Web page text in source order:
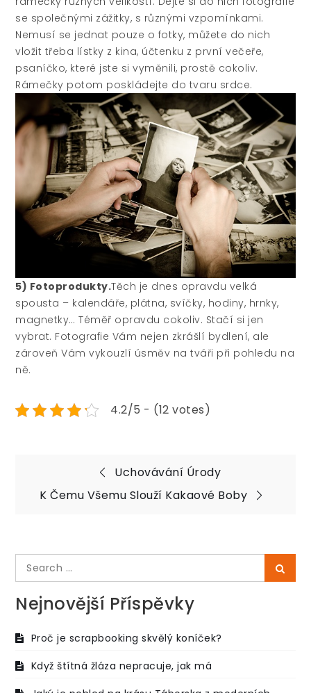
se společnými zážitky, s různými vzpomínkami.
Nemusí se jednat pouze o fotky, můžete do nich
vložit třeba lístky z kina, účtenku z první večeře,
psaníčko, které jste si vyměnili, prostě cokoliv.
Rámečky potom poskládejte do tvaru srdce.
5) Fotoprodukty.Těch je dnes opravdu velká
spousta – kalendáře, plátna, svíčky, hodiny, hrnky,
magnetky… Téměř opravdu cokoliv. Stačí si jen
vybrat. Fotografie Vám nejen zkrášlí bydlení, ale
zároveň Vám vykouzlí úsměv na tváři při pohledu na
ně.
4.2/5 - (12 votes)
Navigace
pro
Uchovávání Úrody
K Čemu Všemu Slouží Kakaové Boby
Search
for:
Nejnovější Příspěvky
Proč je scrapbooking skvělý koníček?
Když štítná žláza nepracuje, jak má